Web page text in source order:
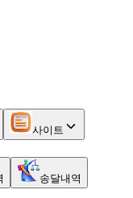
사이트
송달내역